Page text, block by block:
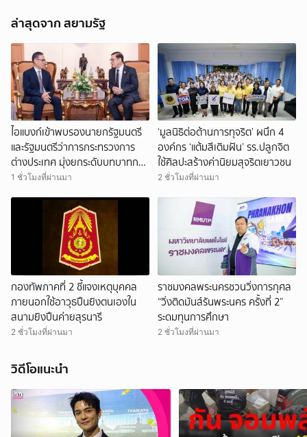
ล่าสุดจาก สยามรัฐ
ไอแบงก์เข้าพบรองนายกรัฐมนตรี
และรัฐมนตรีว่าการกระทรวงการ
ต่างประเทศ มุ่งยกระดับบทบาทการ
เงินอิสลามของประเทศไทยบนเวที
1 ชั่วโมงที่ผ่านมา
‘มูลนิธิต่อต้านการทุจริต’ ผนึก 4
องค์กร ‘แต้มสีเติมฝัน’ รร.ปลูกจิต
ใช้ศิลปะสร้างค่านิยมสุจริตเยาวชน
2 ชั่วโมงที่ผ่านมา
กองทัพภาคที่ 2 ชี้แจงเหตุบุคคล
ภายนอกใช้อาวุธปืนยิงตนเองใน
สนามยิงปืนค่ายสุรนารี
2 ชั่วโมงที่ผ่านมา
ราชมงคลพระนครชวนวิ่งการกุศล
“วิ่งติดมันส์รันพระนคร ครั้งที่ 2”
ระดมทุนการศึกษา
2 ชั่วโมงที่ผ่านมา
วิดีโอแนะนำ
ยกเลิก